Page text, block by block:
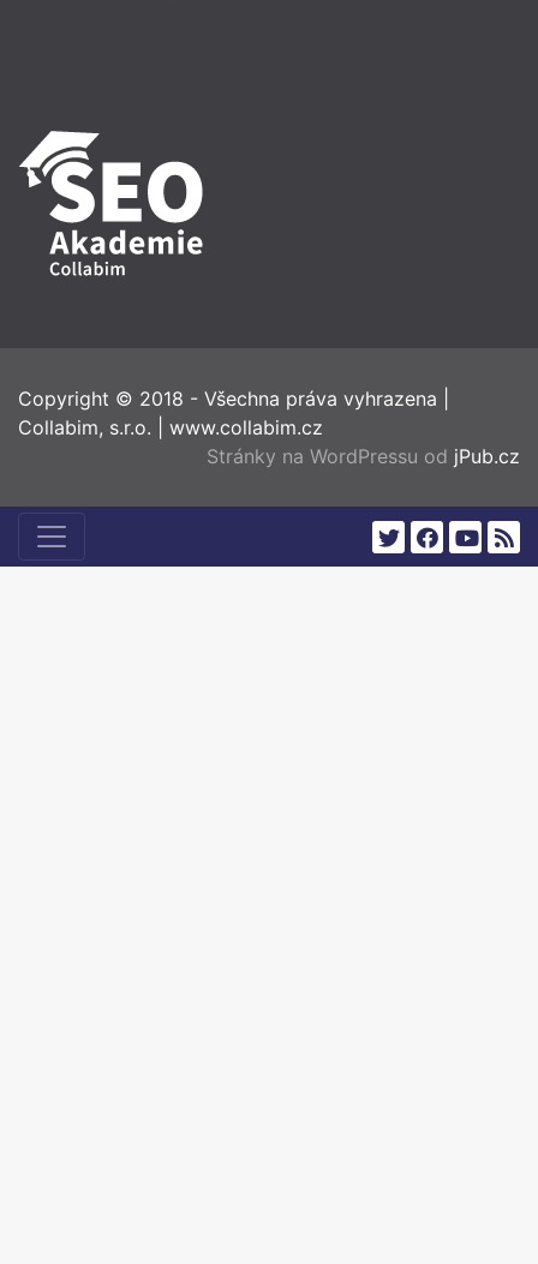
Copyright © 2018 - Všechna práva vyhrazena
Collabim, s.r.o.
www.collabim.cz
Stránky na WordPressu od jPub.cz
twitterfacebook
youtube
rss